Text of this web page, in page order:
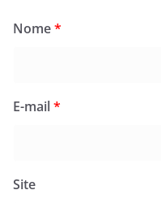
Nome*
E-mail*
Site